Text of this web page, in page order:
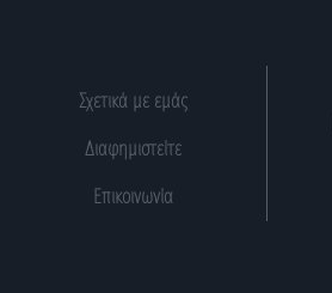
Σχετικά με εμάς
Διαφημιστείτε
Επικοινωνία